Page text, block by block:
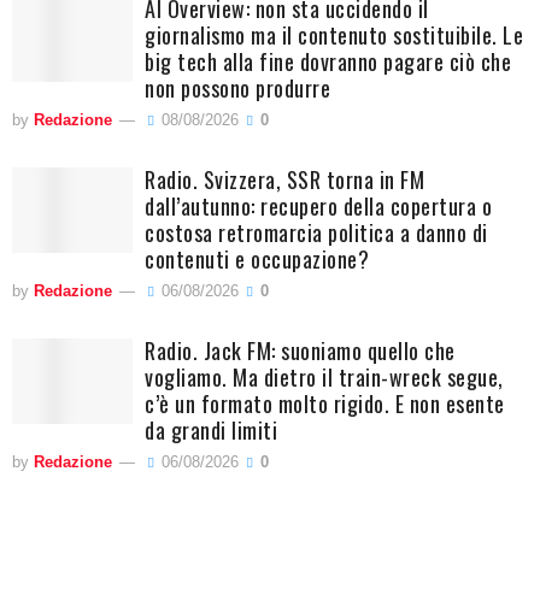
AI Overview: non sta uccidendo il
giornalismo ma il contenuto sostituibile. Le
big tech alla fine dovranno pagare ciò che
non possono produrre
by Redazione 08/08/2026 0
Radio. Svizzera, SSR torna in FM
dall’autunno: recupero della copertura o
costosa retromarcia politica a danno di
contenuti e occupazione?
by Redazione 06/08/2026 0
Radio. Jack FM: suoniamo quello che
vogliamo. Ma dietro il train-wreck segue,
c’è un formato molto rigido. E non esente
da grandi limiti
by Redazione 06/08/2026 0